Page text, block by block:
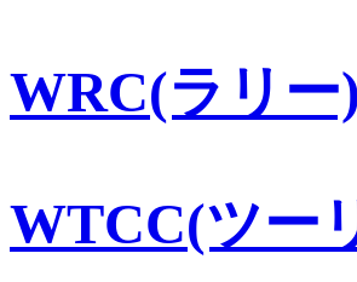
WRC(ラリー)
WTCC(ツー